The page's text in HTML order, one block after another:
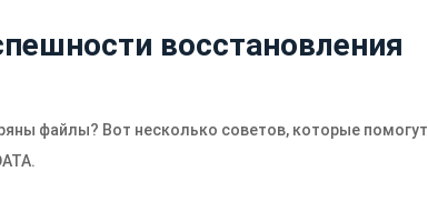
восстановления
файлы? Вот несколько советов, которые помогут